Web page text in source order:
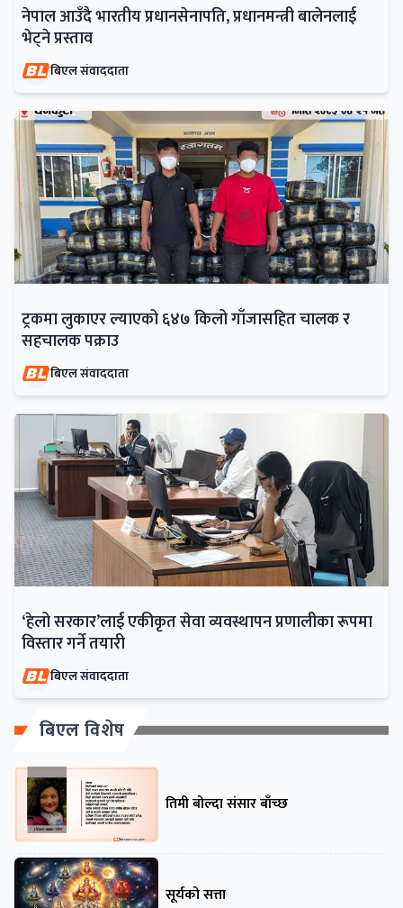
नेपाल आउँदै भारतीय प्रधानसेनापति, प्रधानमन्त्री बालेनलाई
भेट्ने प्रस्ताव
बिएल संवाददाता
ट्रकमा लुकाएर ल्याएको ६४७ किलो गाँजासहित चालक र
सहचालक पक्राउ
बिएल संवाददाता
‘हेलो सरकार’लाई एकीकृत सेवा व्यवस्थापन प्रणालीका रूपमा
विस्तार गर्ने तयारी
बिएल संवाददाता
बिएल विशेष
तिमी बोल्दा संसार बाँच्छ
सूर्यको सत्ता